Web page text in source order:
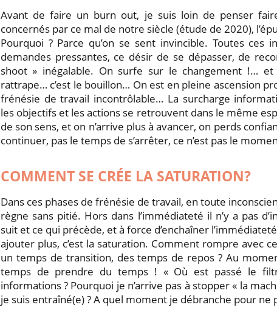
Avant de faire un burn out, je suis loin de penser
concernés par ce mal de notre siècle (étude de 2020),
Pourquoi ? Parce qu’on se sent invincible. Toutes ces
demandes pressantes, ce désir de se dépasser, de
shoot » inégalable. On surfe sur le changement !… et
rattrape… c’est le bouillon… On est en pleine ascension
frénésie de travail incontrôlable… La surcharge
les objectifs et les actions se retrouvent dans le même
de son sens, et on n’arrive plus à avancer, on perds
continuer, pas le temps de s’arrêter, ce n’est pas le
COMMENT SE CRÉE LA SATURATION?
Dans ces phases de frénésie de travail, en toute
règne sans pitié. Hors dans l’immédiateté il n’y a pas
suit et ce qui précède, et à force d’enchaîner
ajouter plus, c’est la saturation. Comment rompre avec
un temps de transition, des temps de repos ? Au
temps de prendre du temps ! « Où est passé le
informations ? Pourquoi je n’arrive pas à stopper « la
je suis entraîné(e) ? A quel moment je débranche pour ne